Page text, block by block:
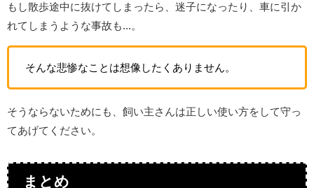
もし散歩途中に抜けてしまったら、迷子になったり、車に引か
れてしまうような事故も...。
そんな悲惨なことは想像したくありません。
そうならないためにも、飼い主さんは正しい使い方をして守っ
てあげてください。
まとめ